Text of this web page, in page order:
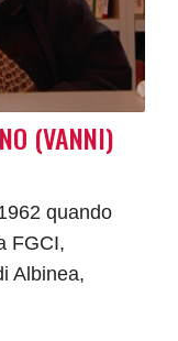
(VANNI)
quando
FGCI,
Albinea,